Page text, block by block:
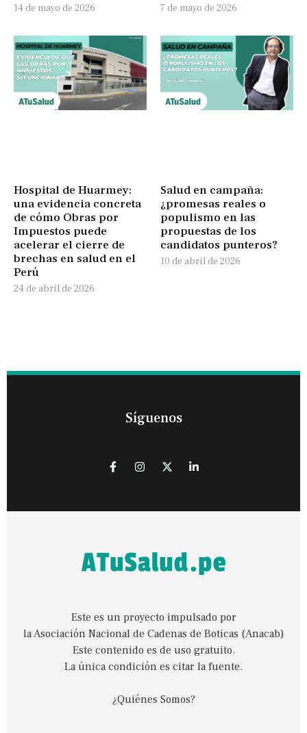
14 de mayo de 2026 7 de mayo de 2026
Hospital de Huarmey:
una evidencia concreta
de cómo Obras por
Impuestos puede
acelerar el cierre de
brechas en salud en el
Perú
24 de abril de 2026
Salud en campaña:
¿promesas reales o
populismo en las
propuestas de los
candidatos punteros?
10 de abril de 2026
Síguenos
Este es un proyecto impulsado por
la Asociación Nacional de Cadenas de Boticas (Anacab)
Este contenido es de uso gratuito.
La única condición es citar la fuente.
¿Quiénes Somos?